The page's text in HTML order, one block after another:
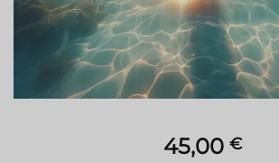
45,00 €